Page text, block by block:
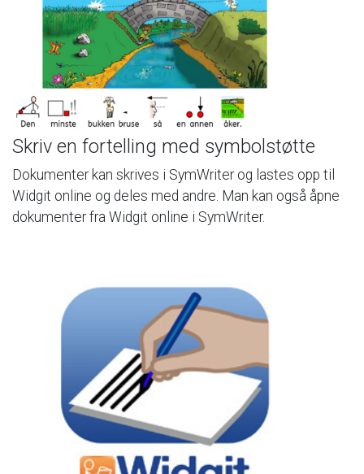
Skriv en fortelling med symbolstøtte
Dokumenter kan skrives i SymWriter og lastes opp til
Widgit online og deles med andre. Man kan også åpne
dokumenter fra Widgit online i SymWriter.